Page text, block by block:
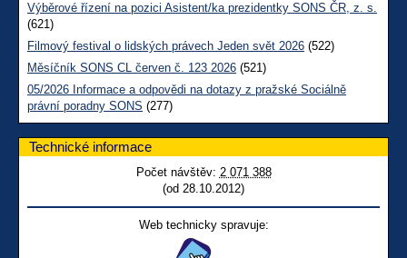
Výběrové řízení na pozici Asistent/ka prezidentky SONS ČR, z. s.
(621)
Filmový festival o lidských právech Jeden svět 2026 (522)
Měsíčník SONS CL červen č. 123 2026 (521)
05/2026 Informace a odpovědi na dotazy z pražské Sociálně
právní poradny SONS (277)
Technické informace
Počet návštěv: 2 071 388
(od 28.10.2012)
Web technicky spravuje: